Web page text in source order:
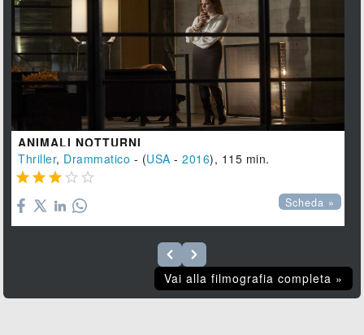
ANIMALI NOTTURNI
Thriller, Drammatico - (USA -2016), 115 min.
    
Scheda »
Vai alla filmografia completa »